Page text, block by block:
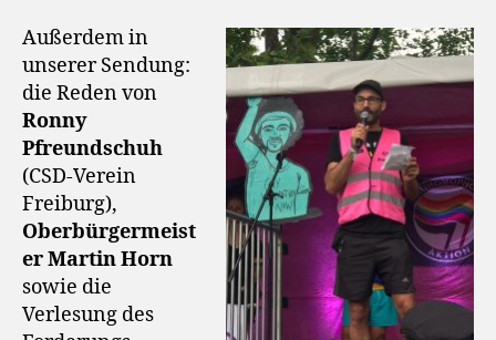
Außerdem in
unserer Sendung:
die Reden von
Ronny
Pfreundschuh
(CSD-Verein
Freiburg),
Oberbürgermeist
er Martin Horn
sowie die
Verlesung des